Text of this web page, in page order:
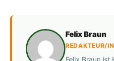
Felix Braun
REDAKTEUR/IN
Felix Braun ist